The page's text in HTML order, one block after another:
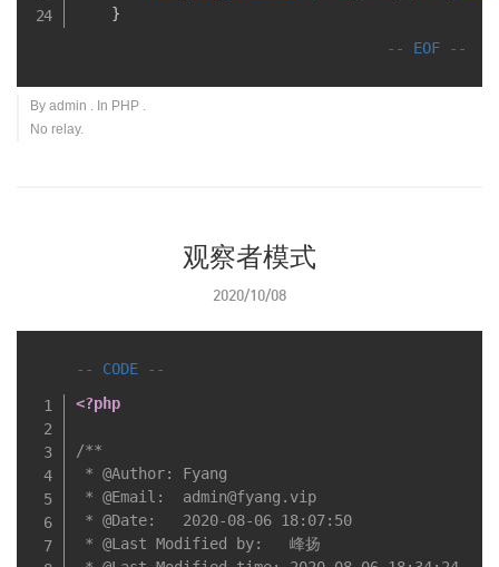
}
By admin . In PHP .
No relay.
观察者模式
2020/10/08
<?php
/**
* @Author: Fyang
* @Email:  admin@fyang.vip
* @Date:   2020-08-06 18:07:50
* @Last Modified by:   峰扬